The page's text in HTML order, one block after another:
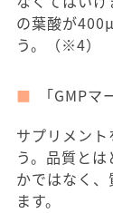
の葉酸が
う。（※4）
「GMP
サプリメン
う。品質と
かではなく
ます。